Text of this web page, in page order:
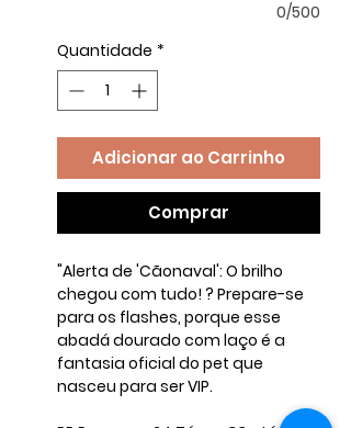
0/500
Quantidade *
Adicionar ao Carrinho
Comprar
"Alerta de 'Cãonaval': O brilho
chegou com tudo! ? Prepare-se
para os flashes, porque esse
abadá dourado com laço é a
fantasia oficial do pet que
nasceu para ser VIP.